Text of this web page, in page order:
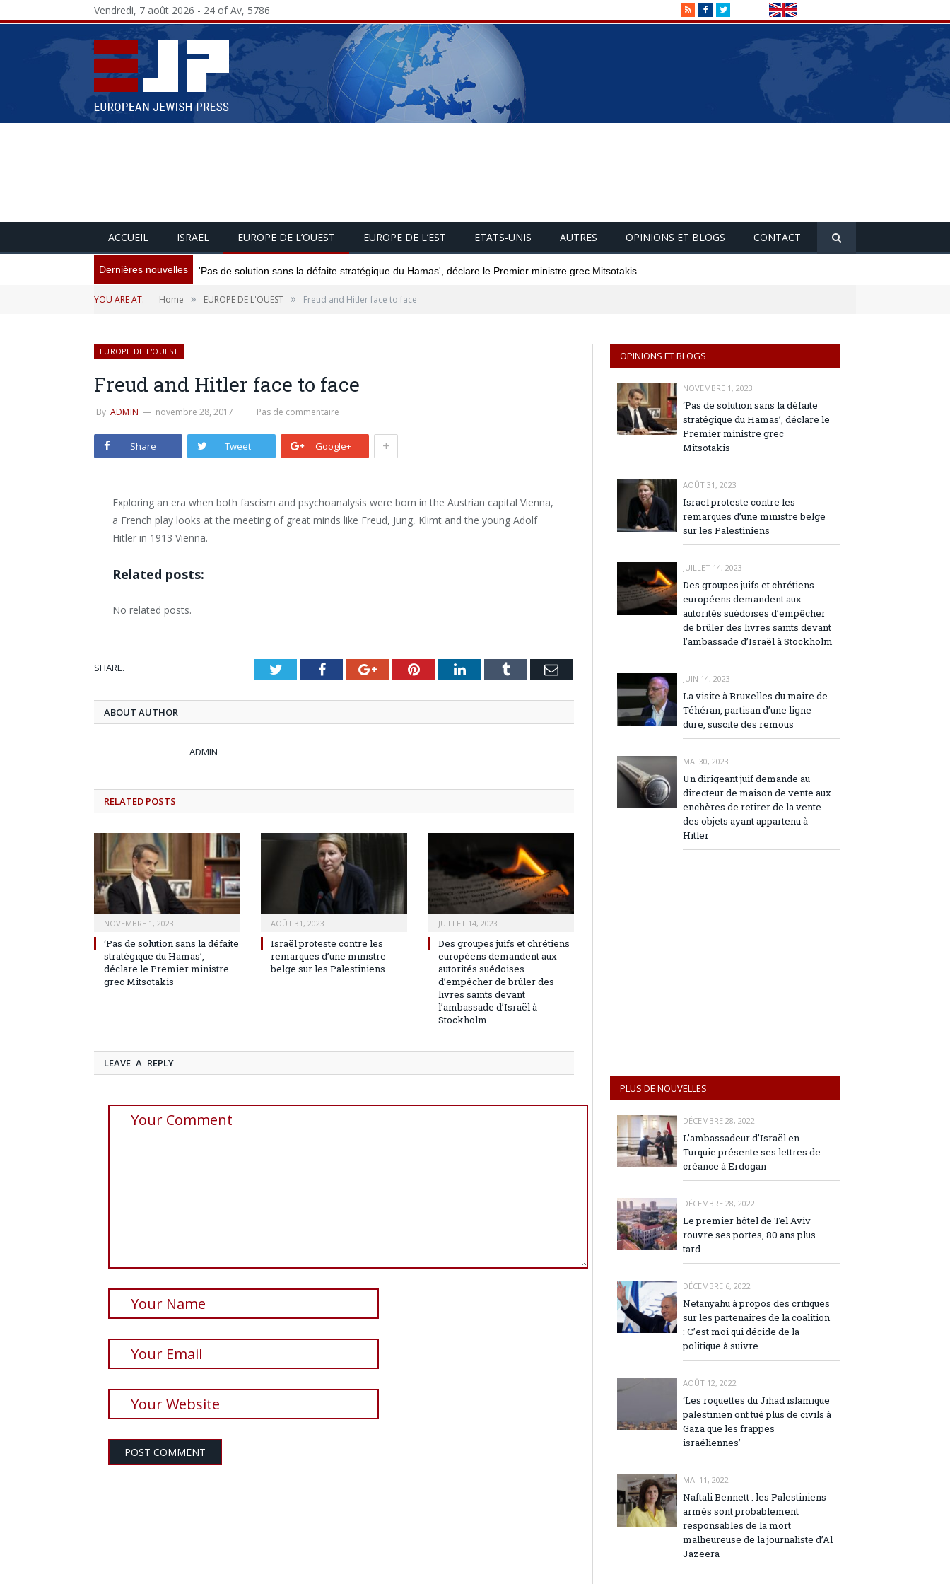
RSSFacebookTwitter
Vendredi, 7 août 2026 - 24 of Av, 5786
ACCUEIL ISRAEL EUROPE DE L’OUEST EUROPE DE L’EST ETATS-UNIS AUTRES OPINIONS ET BLOGS CONTACT
Dernières nouvelles 'Pas de solution sans la défaite stratégique du Hamas', déclare le Premier ministre grec Mitsotakis
YOU ARE AT: Home » EUROPE DE L'OUEST » Freud and Hitler face to face
EUROPE DE L'OUEST
Freud and Hitler face to face
By ADMIN novembre 28, 2017 Pas de commentaire
Share Tweet Google+ +
Exploring an era when both fascism and psychoanalysis were born in the Austrian capital Vienna,
a French play looks at the meeting of great minds like Freud, Jung, Klimt and the young Adolf
Hitler in 1913 Vienna.
Related posts:
No related posts.
SHARE. TwitterFacebookGoogle+PinterestLinkedInTumblr Email
ABOUT AUTHOR
ADMIN
RELATED POSTS
NOVEMBRE 1, 2023
‘Pas de solution sans la défaite
stratégique du Hamas’,
déclare le Premier ministre
grec Mitsotakis
AOÛT 31, 2023
Israël proteste contre les
remarques d’une ministre
belge sur les Palestiniens
JUILLET 14, 2023
Des groupes juifs et chrétiens
européens demandent aux
autorités suédoises
d’empêcher de brûler des
livres saints devant
l’ambassade d’Israël à
Stockholm
LEAVE A REPLY
OPINIONS ET BLOGS
NOVEMBRE 1, 2023
‘Pas de solution sans la défaite
stratégique du Hamas’, déclare le
Premier ministre grec
Mitsotakis
AOÛT 31, 2023
Israël proteste contre les
remarques d’une ministre belge
sur les Palestiniens
JUILLET 14, 2023
Des groupes juifs et chrétiens
européens demandent aux
autorités suédoises d’empêcher
de brûler des livres saints devant
l’ambassade d’Israël à Stockholm
JUIN 14, 2023
La visite à Bruxelles du maire de
Téhéran, partisan d’une ligne
dure, suscite des remous
MAI 30, 2023
Un dirigeant juif demande au
directeur de maison de vente aux
enchères de retirer de la vente
des objets ayant appartenu à
Hitler
PLUS DE NOUVELLES
DÉCEMBRE 28, 2022
L’ambassadeur d’Israël en
Turquie présente ses lettres de
créance à Erdogan
DÉCEMBRE 28, 2022
Le premier hôtel de Tel Aviv
rouvre ses portes, 80 ans plus
tard
DÉCEMBRE 6, 2022
Netanyahu à propos des critiques
sur les partenaires de la coalition
: C’est moi qui décide de la
politique à suivre
AOÛT 12, 2022
‘Les roquettes du Jihad islamique
palestinien ont tué plus de civils à
Gaza que les frappes
israéliennes’
MAI 11, 2022
Naftali Bennett : les Palestiniens
armés sont probablement
responsables de la mort
malheureuse de la journaliste d’Al
Jazeera